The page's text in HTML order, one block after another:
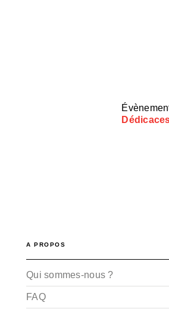
A PROPOS
Qui sommes-nous ?
FAQ